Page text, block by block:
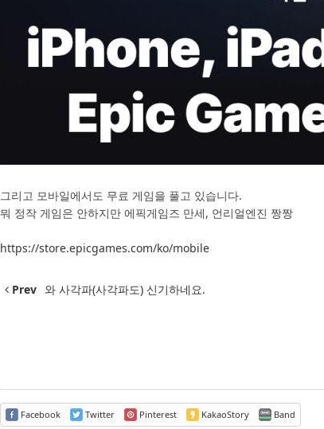
그리고 모바일에서도 무료 게임을 풀고 있습니다.
뭐 정작 게임은 안하지만 에픽게임즈 만세, 언리얼엔진 짱짱
https://store.epicgames.com/ko/mobile
Prev 와 사각파(사각파도) 신기하네요.
Facebook Twitter Pinterest KakaoStory Band